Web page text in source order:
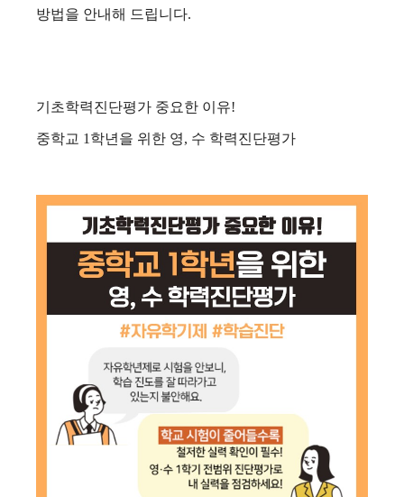
방법을 안내해 드립니다.
기초학력진단평가 중요한 이유!
중학교 1학년을 위한 영, 수 학력진단평가